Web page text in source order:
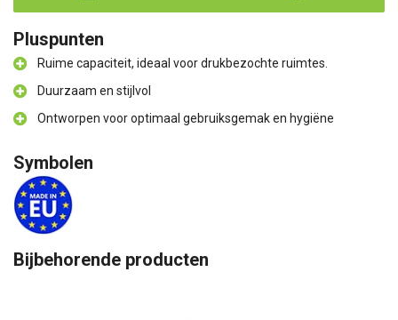
Pluspunten
Ruime capaciteit, ideaal voor drukbezochte ruimtes.
Duurzaam en stijlvol
Ontworpen voor optimaal gebruiksgemak en hygiëne
Symbolen
Bijbehorende producten